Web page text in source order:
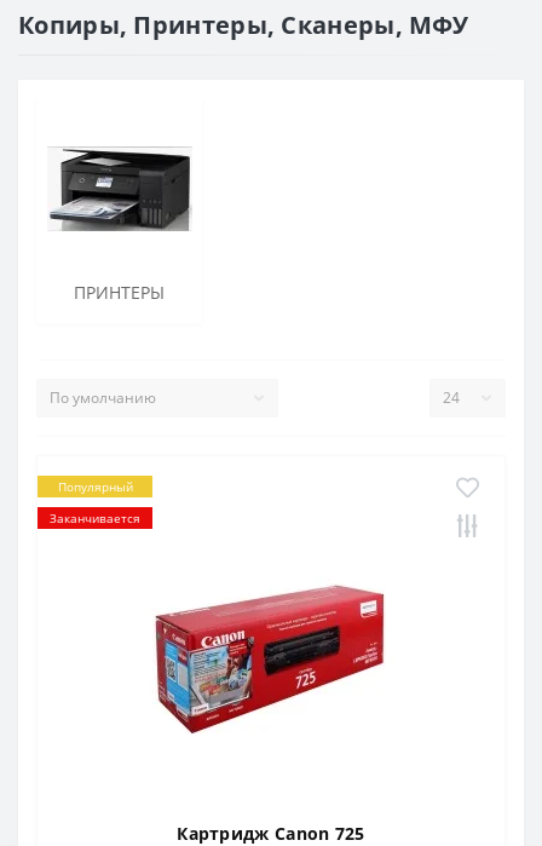
Копиры, Принтеры, Сканеры, МФУ
ПРИНТЕРЫ
Популярный
Заканчивается
Картридж Canon 725